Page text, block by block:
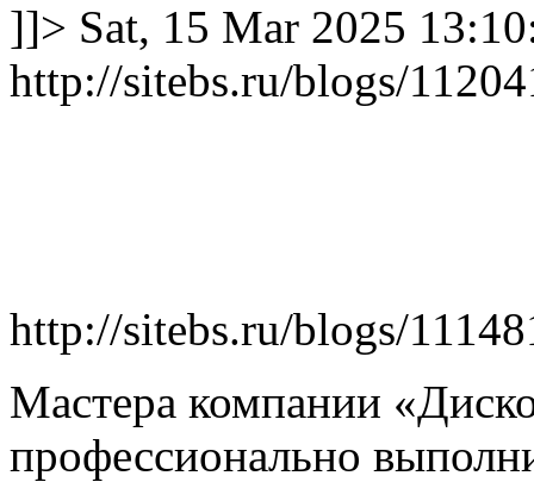
]]> Sat, 15 Mar 2025
http://sitebs.ru/blogs/
http://sitebs.ru/blogs/
Мастера компании
профессионально